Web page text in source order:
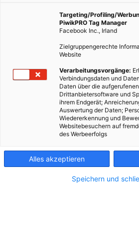
Targeting/Profiling/
PiwikPRO Tag Manager
Facebook Inc., Irland
Zielgruppengerechte
Website
Verarbeitungsvorgänge:
Verbindungsdaten und
Daten über die
Drittanbietersoftware und
ihrem Endgerät;
Auswertung der Daten;
Wiedererkennung und
Websitebesuchern auf
des Werbeerfolgs
Alles akzeptieren
Speichern und